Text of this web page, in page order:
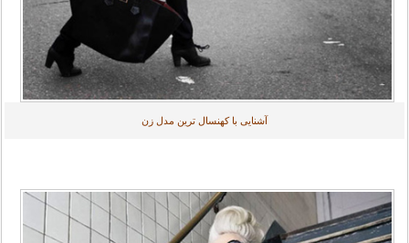
آشنایی با کهنسال ترین مدل زن